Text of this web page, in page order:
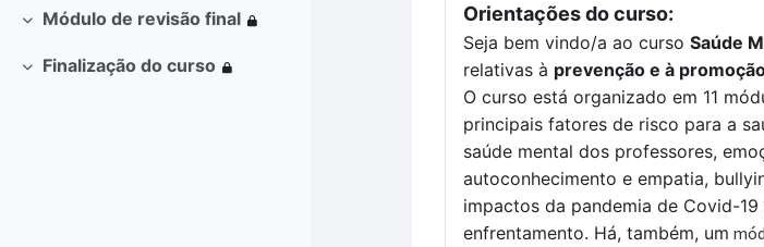
Contrair
Módulo de revisão final
Contrair
Finalização do curso
Orientações do curso:
Seja bem vindo/a ao cursoSaúde
relativas à prevenção e à
O curso está organizado em 11
principais fatores de risco para a
saúde mental dos professores,
autoconhecimento e empatia,
impactos da pandemia de Covid-
enfrentamento. Há, também, um